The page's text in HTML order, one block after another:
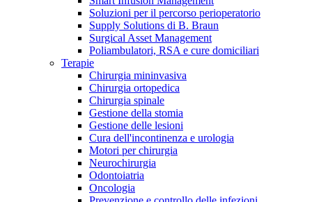
Soluzioni per il percorso perioperatorio
Supply Solutions di B. Braun
Surgical Asset Management
Poliambulatori, RSA e cure domiciliari
Terapie
Chirurgia mininvasiva
Chirurgia ortopedica
Chirurgia spinale
Gestione della stomia
Gestione delle lesioni
Cura dell'incontinenza e urologia
Motori per chirurgia
Neurochirurgia
Odontoiatria
Oncologia